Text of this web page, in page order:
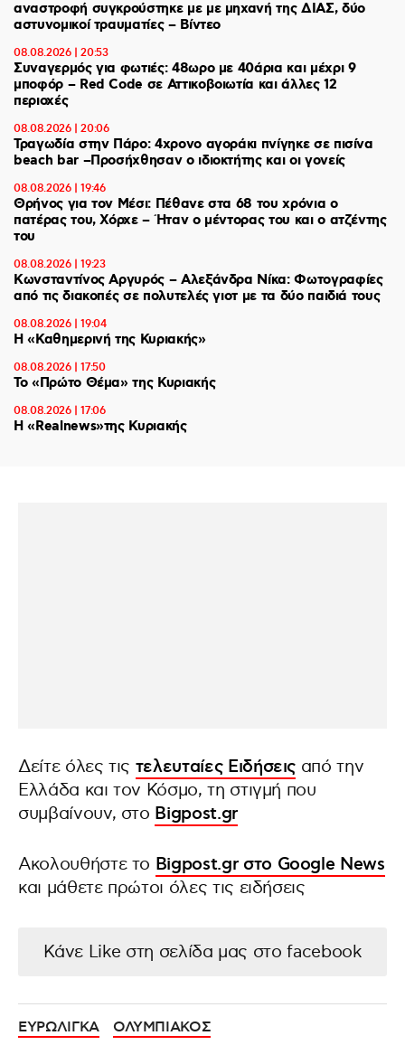
αναστροφή συγκρούστηκε με με μηχανή της ΔΙΑΣ, δύο
αστυνομικοί τραυματίες – Βίντεο
08.08.2026 | 20:53
Συναγερμός για φωτιές: 48ωρο με 40άρια και μέχρι 9
μποφόρ – Red Code σε Αττικοβοιωτία και άλλες 12
περιοχές
08.08.2026 | 20:06
Τραγωδία στην Πάρο: 4χρονο αγοράκι πνίγηκε σε πισίνα
beach bar –Προσήχθησαν ο ιδιοκτήτης και οι γονείς
08.08.2026 | 19:46
Θρήνος για τον Μέσι: Πέθανε στα 68 του χρόνια ο
πατέρας του, Χόρχε – Ήταν ο μέντορας του και ο ατζέντης
του
08.08.2026 | 19:23
Κωνσταντίνος Αργυρός – Αλεξάνδρα Νίκα: Φωτογραφίες
από τις διακοπές σε πολυτελές γιοτ με τα δύο παιδιά τους
08.08.2026 | 19:04
H «Καθημερινή της Κυριακής»
08.08.2026 | 17:50
Το «Πρώτο Θέμα» της Κυριακής
08.08.2026 | 17:06
Η «Realnews»της Κυριακής
Δείτε όλες τις τελευταίες Ειδήσεις από την
Ελλάδα και τον Κόσμο, τη στιγμή που
συμβαίνουν, στο Bigpost.gr
Ακολουθήστε το Bigpost.gr στο Google News
και μάθετε πρώτοι όλες τις ειδήσεις
Κάνε Like στη σελίδα μας στο facebook
ΕΥΡΩΛΙΓΚΑ ΟΛΥΜΠΙΑΚΟΣ